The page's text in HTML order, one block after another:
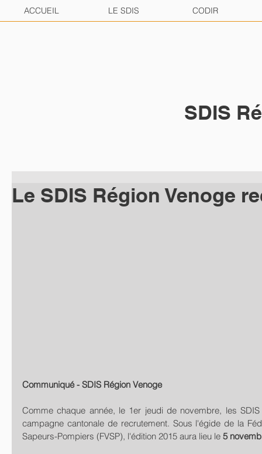
ACCUEIL LE SDIS CODIR
SDIS
Le SDIS Région Venoge
Communiqué - SDIS Région Venoge
Comme chaque année, le 1er jeudi de novembre, les
campagne cantonale de recrutement. Sous l'égide de la
Sapeurs-Pompiers (FVSP), l'édition 2015 aura lieu le 5